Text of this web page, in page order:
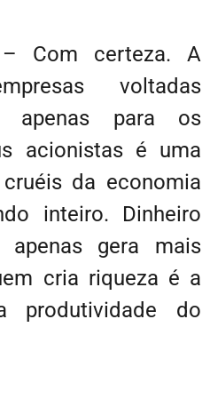
– Com certeza. A
voltadas
apenas para os
acionistas é uma
da economia
inteiro. Dinheiro
gera mais
cria riqueza é a
produtividade do